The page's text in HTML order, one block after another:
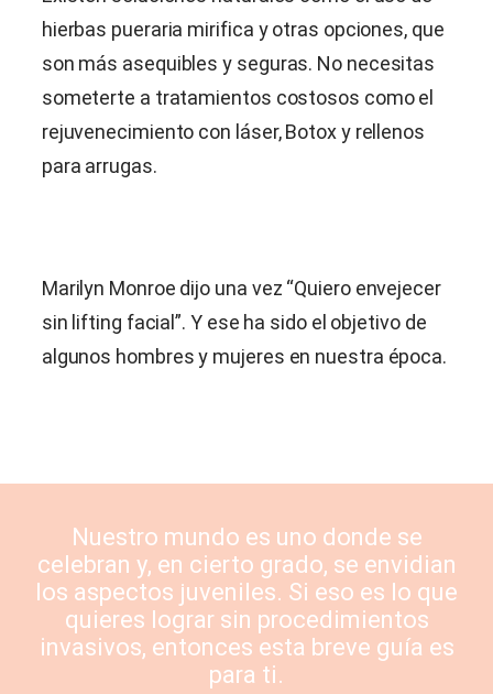
hierbas pueraria mirifica y otras opciones, que
son más asequibles y seguras. No necesitas
someterte a tratamientos costosos como el
rejuvenecimiento con láser, Botox y rellenos
para arrugas.
Marilyn Monroe dijo una vez “Quiero envejecer
sin lifting facial”. Y ese ha sido el objetivo de
algunos hombres y mujeres en nuestra época.
Nuestro mundo es uno donde se
celebran y, en cierto grado, se envidian
los aspectos juveniles. Si eso es lo que
quieres lograr sin procedimientos
invasivos, entonces esta breve guía es
para ti.